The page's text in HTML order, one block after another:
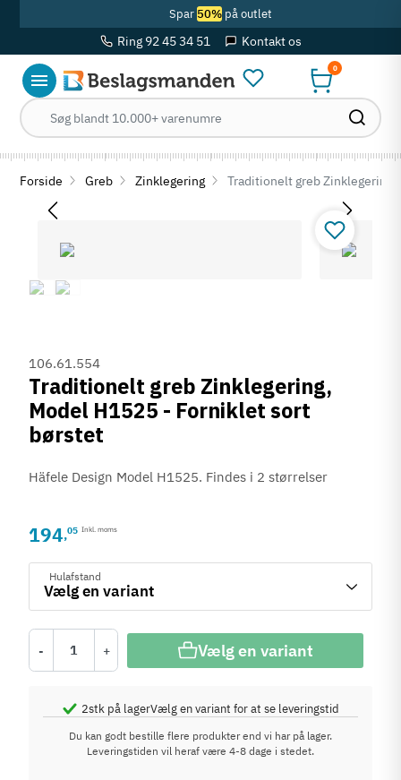
Spar 50%på outlet
Ring 92 45 34 51 Kontakt os
0
Forside Greb Zinklegering Traditionelt greb
106.61.554
Traditionelt greb Zinklegering,
Model H1525 - Forniklet sort
børstet
Häfele Design Model H1525. Findes i 2 størrelser
194,05 Inkl. moms
Hulafstand
- + Vælg en variant
2stk på lagerVælg en variant for at se leveringstid
Du kan godt bestille flere produkter end vi har på lager.
Leveringstiden vil heraf være 4-8 dage i stedet.